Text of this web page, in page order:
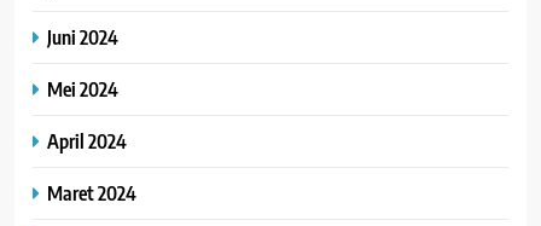
Juni 2024
Mei 2024
April 2024
Maret 2024